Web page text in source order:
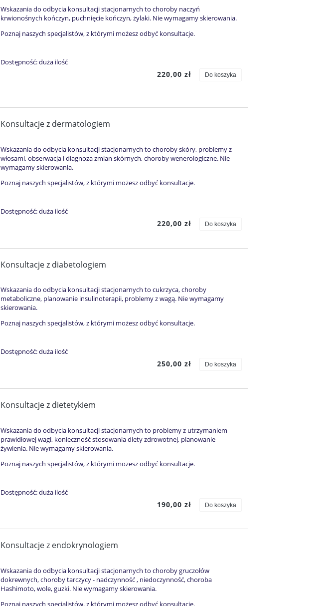
Wskazania do odbycia konsultacji stacjonarnych to choroby naczyń
krwionośnych kończyn, puchnięcie kończyn, żylaki. Nie wymagamy skierowania.
Poznaj naszych specjalistów, z którymi możesz odbyć konsultacje.
Dostępność:duża ilość
220,00 zł Do koszyka
Konsultacje z dermatologiem
Wskazania do odbycia konsultacji stacjonarnych to choroby skóry, problemy z
włosami, obserwacja i diagnoza zmian skórnych, choroby wenerologiczne. Nie
wymagamy skierowania.
Poznaj naszych specjalistów, z którymi możesz odbyć konsultacje.
Dostępność:duża ilość
220,00 zł Do koszyka
Konsultacje z diabetologiem
Wskazania do odbycia konsultacji stacjonarnych to cukrzyca, choroby
metaboliczne, planowanie insulinoterapii, problemy z wagą. Nie wymagamy
skierowania.
Poznaj naszych specjalistów, z którymi możesz odbyć konsultacje.
Dostępność:duża ilość
250,00 zł Do koszyka
Konsultacje z dietetykiem
Wskazania do odbycia konsultacji stacjonarnych to problemy z utrzymaniem
prawidłowej wagi, konieczność stosowania diety zdrowotnej, planowanie
żywienia. Nie wymagamy skierowania.
Poznaj naszych specjalistów, z którymi możesz odbyć konsultacje.
Dostępność:duża ilość
190,00 zł Do koszyka
Konsultacje z endokrynologiem
Wskazania do odbycia konsultacji stacjonarnych to choroby gruczołów
dokrewnych, choroby tarczycy - nadczynność , niedoczynność, choroba
Hashimoto, wole, guzki. Nie wymagamy skierowania.
Poznaj naszych specjalistów, z którymi możesz odbyć konsultacje.